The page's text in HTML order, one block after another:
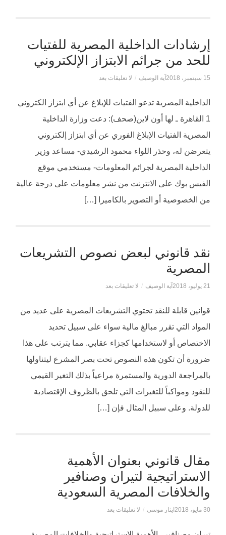
إرشادات الداخلية المصرية للفتيات
للحد من جرائم الابتزاز الإلكتروني
15 سبتمبر، 2018 آية الوصيف / لا تعليقات بعد
الداخلية المصرية تدعو الفتيات للإبلاغ عن أي ابتزاز الكتروني
1 القاهرة ـ لها أون لاين(صحف): دعت وزارة الداخلية
المصرية الفتيات الإبلاغ الفوري عن أي ابتزاز إلكتروني
يتعرضن له، وحذر اللواء محمود الرشيدي- مساعد وزير
الداخلية المصرية لجرائم المعلومات- مستخدمي موقع
الفيس بوك على الانترنت من نشر معلومات على درجة عالية
من الخصوصية أو التصوير بالكاميرا […]
نقد قانوني لبعض نصوص التشريعات
المصرية
21 يوليو، 2018 آية الوصيف / لا تعليقات بعد
قوانين قابلة للنقد تحتوي التشريعات المصرية على عديد من
المواد التي تقرر مبالغ مالية سواء على سبيل تحديد
الاختصاص أو لاستخدامها كجزاء عقابي. مما يترتب على هذا
ضرورة أن تكون هذه النصوص تحت بصر المشرع ليتناولها
بالمراجعة الدورية والمستمرة مراعياً بذلك التغير القيمي
للنقود ومواكباً للتغيرات التي تلحق بالظروف الإقتصادية
للدولة. وعلى سبيل المثال فإن […]
مقال قانوني بعنوان الأهمية
الاستراتيجية لتيران وصنافير
والخلافات المصرية السعودية
30 مايو، 2018 ايثار موسى / لا تعليقات بعد